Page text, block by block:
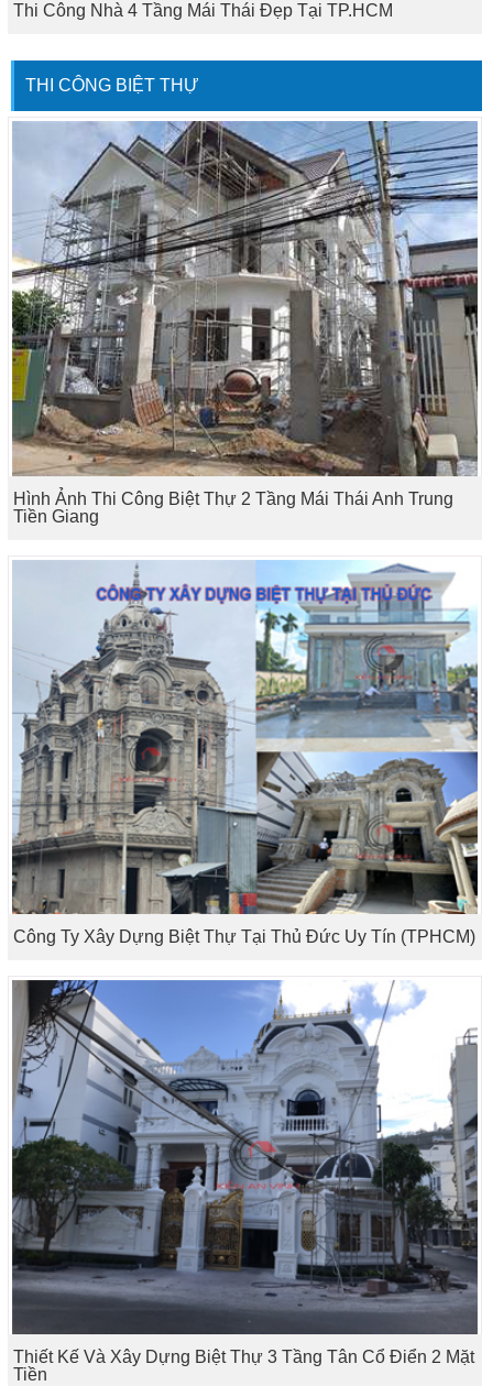
Thi Công Nhà 4 Tầng Mái Thái Đẹp Tại TP.HCM
THI CÔNG BIỆT THỰ
Hình Ảnh Thi Công Biệt Thự 2 Tầng Mái Thái Anh Trung
Tiền Giang
Công Ty Xây Dựng Biệt Thự Tại Thủ Đức Uy Tín (TPHCM)
Thiết Kế Và Xây Dựng Biệt Thự 3 Tầng Tân Cổ Điển 2 Mặt
Tiền